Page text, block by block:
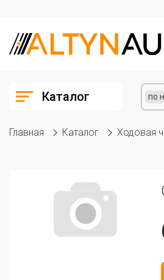
Каталог по
Главная Каталог Ходовая